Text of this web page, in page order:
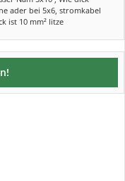
ader bei 5x6, stromkabel
ist 10 mm² litze